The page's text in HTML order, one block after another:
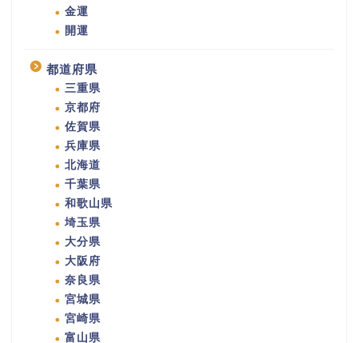
金運
開運
都道府県
三重県
京都府
佐賀県
兵庫県
北海道
千葉県
和歌山県
埼玉県
大分県
大阪府
奈良県
宮城県
宮崎県
富山県